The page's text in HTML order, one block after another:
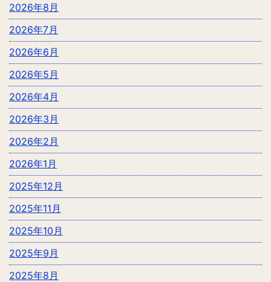
2026年8月
2026年7月
2026年6月
2026年5月
2026年4月
2026年3月
2026年2月
2026年1月
2025年12月
2025年11月
2025年10月
2025年9月
2025年8月